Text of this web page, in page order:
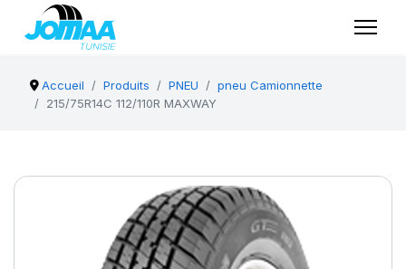
Accueil Produits PNEU
pneu Camionnette
215/75R14C 112/110R MAXWAY